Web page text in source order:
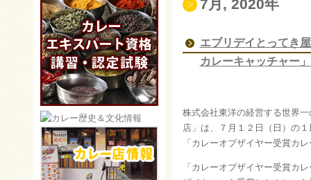
7月, 2020年
エブリデイとってき
カレーキャッチャー
株式会社東洋の経営する世界
店」は、７月１２日（日）の
「カレーオブザイヤー受賞カ
「カレーオブザイヤー受賞カ